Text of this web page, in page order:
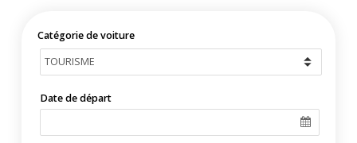
Catégorie de voiture
Date de départ